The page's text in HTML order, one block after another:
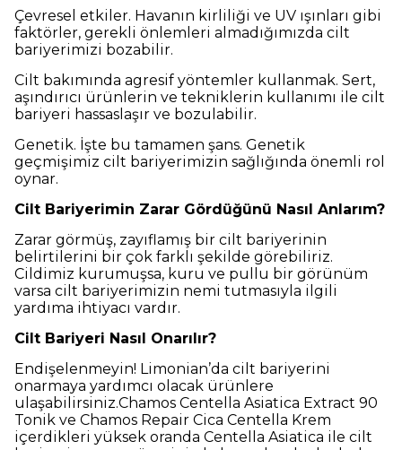
Çevresel etkiler. Havanın kirliliği ve UV ışınları gibi
faktörler, gerekli önlemleri almadığımızda cilt
bariyerimizi bozabilir.
Cilt bakımında agresif yöntemler kullanmak. Sert,
aşındırıcı ürünlerin ve tekniklerin kullanımı ile cilt
bariyeri hassaslaşır ve bozulabilir.
Genetik. İşte bu tamamen şans. Genetik
geçmişimiz cilt bariyerimizin sağlığında önemli rol
oynar.
Cilt Bariyerimin Zarar Gördüğünü Nasıl Anlarım?
Zarar görmüş, zayıflamış bir cilt bariyerinin
belirtilerini bir çok farklı şekilde görebiliriz.
Cildimiz kurumuşsa, kuru ve pullu bir görünüm
varsa cilt bariyerimizin nemi tutmasıyla ilgili
yardıma ihtiyacı vardır.
Cilt Bariyeri Nasıl Onarılır?
Endişelenmeyin! Limonian’da cilt bariyerini
onarmaya yardımcı olacak ürünlere
ulaşabilirsiniz.Chamos Centella Asiatica Extract 90
Tonik ve Chamos Repair Cica Centella Krem
içerdikleri yüksek oranda Centella Asiatica ile cilt